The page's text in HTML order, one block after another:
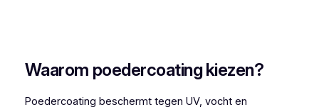
Waarom poedercoating kiezen?
Poedercoating beschermt tegen UV, vocht en